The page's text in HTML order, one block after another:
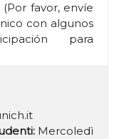
favor, envíe
con algunos
para
Mercoledì